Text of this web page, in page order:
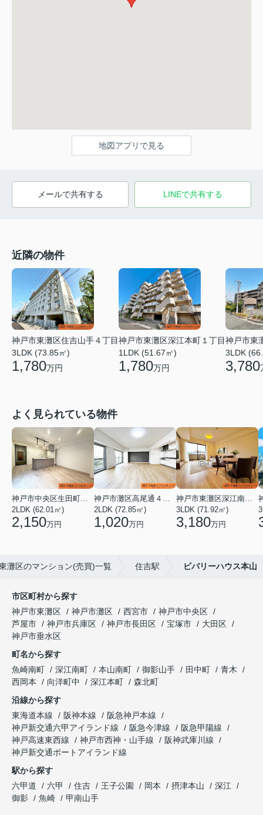
地図アプリで見る
メールで共有する LINEで共有する
近隣の物件
神戸市東灘区住吉山手４丁目
3LDK (73.85㎡)
1,780万円
神戸市東灘区深江本町１丁目
1LDK (51.67㎡)
1,780万円
神戸市東
3LDK
3,780
よく見られている物件
神戸市中央区生田町１丁目
2LDK (62.01㎡)
2,150万円
神戸市灘区高尾通４丁目
2LDK (72.85㎡)
1,020万円
神戸市東灘区深江南町１丁目
3LDK (71.92㎡)
3,180万円
灘区のマンション(売買)一覧 住吉駅 ビバリーハウス本山
市区町村から探す
神戸市東灘区
神戸市灘区 西宮市
神戸市中央区
芦屋市
神戸市兵庫区 神戸市長田区 宝塚市
大田区
神戸市垂水区
町名から探す
魚崎南町
深江南町 本山南町 御影山手 田中町
青木
西岡本
向洋町中 深江本町
森北町
沿線から探す
東海道本線
阪神本線
阪急神戸本線
神戸新交通六甲アイランド線
阪急今津線
阪急甲陽線
神戸高速東西線
神戸市西神・山手線
阪神武庫川線
神戸新交通ポートアイランド線
駅から探す
六甲道
六甲 住吉 王子公園 岡本 摂津本山
深江
御影
魚崎 甲南山手